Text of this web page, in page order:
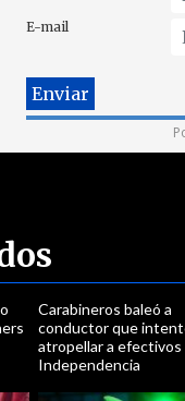
E-mail
Carabineros baleó a
conductor que
atropellar a efectivos
Independencia